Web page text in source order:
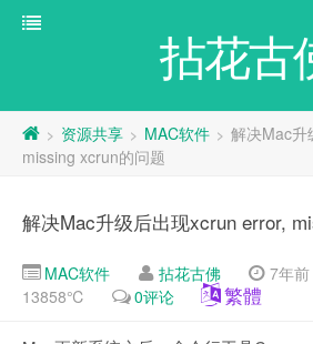
拈花古
> 资源共享 > MAC软件 > 解决Mac升
missing xcrun的问题
解决Mac升级后出现xcrun error,
MAC软件 拈花古佛
7年
13858℃
0评论 繁體